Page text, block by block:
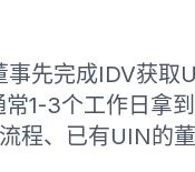
先完成IDV获取
1-3个工作日拿到
程、已有UIN的